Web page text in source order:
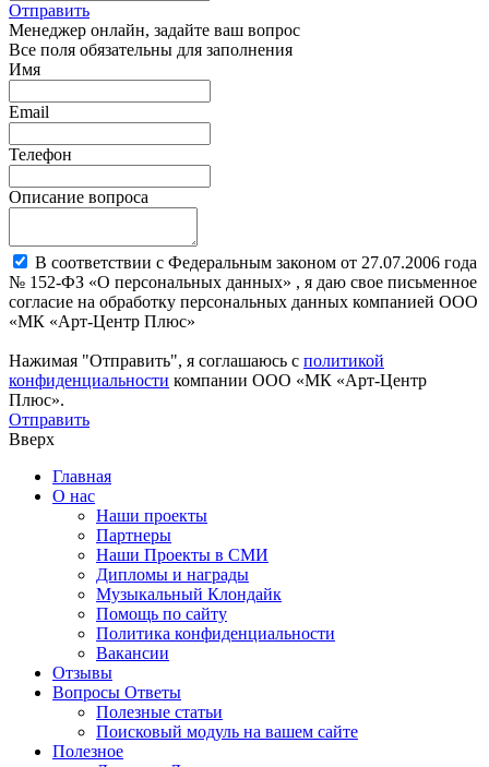
Отправить
Менеджер онлайн, задайте ваш вопрос
Все поля обязательны для заполнения
Имя
Email
Телефон
Описание вопроса
В соответствии с Федеральным законом от 27.07.2006 года
№ 152-ФЗ «О персональных данных» , я даю свое письменное
согласие на обработку персональных данных компанией ООО
«МК «Арт-Центр Плюс»
Нажимая "Отправить", я соглашаюсь с политикой
конфиденциальности компании ООО «МК «Арт-Центр
Плюс».
Отправить
Вверх
Главная
О нас
Наши проекты
Партнеры
Наши Проекты в СМИ
Дипломы и награды
Музыкальный Клондайк
Помощь по сайту
Политика конфиденциальности
Вакансии
Отзывы
Вопросы Ответы
Полезные статьи
Поисковый модуль на вашем сайте
Полезное